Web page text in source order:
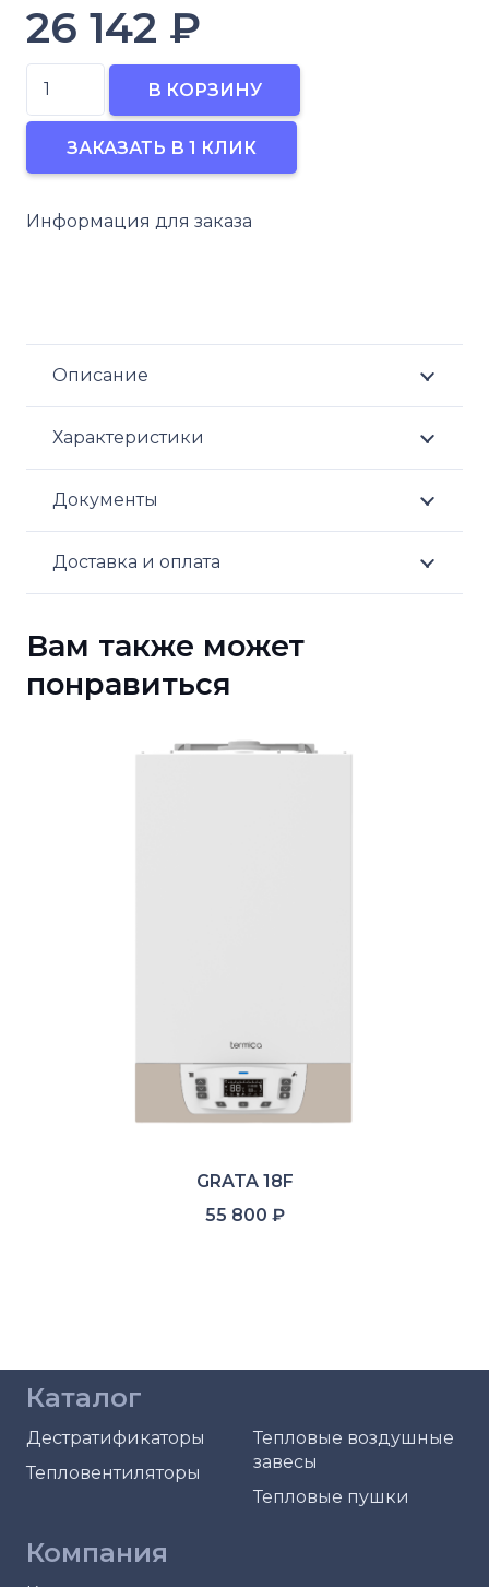
26 142 ₽
Количество
Умный
котел
ЭВП
В КОРЗИНУ
ЗАКАЗАТЬ В 1 КЛИК
Информация для заказа
Описание
Характеристики
Документы
Доставка и оплата
Вам также может
понравиться
GRATA 18F
55 800 ₽
Каталог
Дестратификаторы
Тепловентиляторы
Тепловые воздушные
завесы
Тепловые пушки
Компания